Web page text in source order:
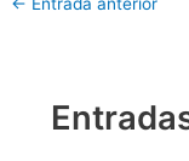
p o
← Entrada anterior